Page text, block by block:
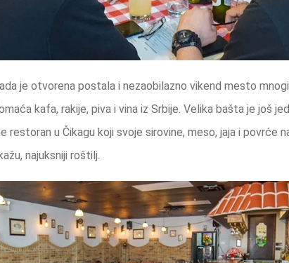
je otvorena postala i nezaobilazno vikend mesto
kafa, rakije, piva i vina iz Srbije. Velika bašta je još
u Čikagu koji svoje sirovine, meso, jaja i povrće
najuksniji roštilj.